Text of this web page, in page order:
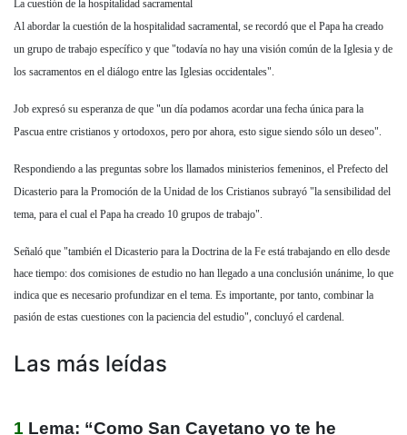
La cuestión de la hospitalidad sacramental
Al abordar la cuestión de la hospitalidad sacramental, se recordó que el Papa ha creado
un grupo de trabajo específico y que "todavía no hay una visión común de la Iglesia y de
los sacramentos en el diálogo entre las Iglesias occidentales".
Job expresó su esperanza de que "un día podamos acordar una fecha única para la
Pascua entre cristianos y ortodoxos, pero por ahora, esto sigue siendo sólo un deseo".
Respondiendo a las preguntas sobre los llamados ministerios femeninos, el Prefecto del
Dicasterio para la Promoción de la Unidad de los Cristianos subrayó "la sensibilidad del
tema, para el cual el Papa ha creado 10 grupos de trabajo".
Señaló que "también el Dicasterio para la Doctrina de la Fe está trabajando en ello desde
hace tiempo: dos comisiones de estudio no han llegado a una conclusión unánime, lo que
indica que es necesario profundizar en el tema. Es importante, por tanto, combinar la
pasión de estas cuestiones con la paciencia del estudio", concluyó el cardenal.
Las más leídas
1 Lema: “Como San Cayetano yo te he